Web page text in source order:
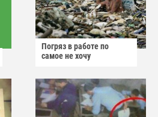
Погряз в работе по
самое не хочу